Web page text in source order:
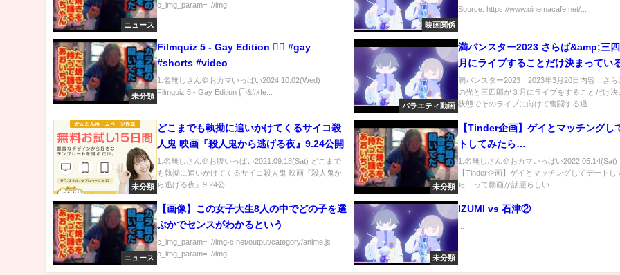
ニュース
c_img_param=; //img...
映画関係
Source: https://www.cinemacafe.net/...
未分類
Filmquiz 5 - Gay Edition 🏳️‍🌈 #gay
#shorts #video
1:名無しさん＠おカマいっぱい2024.10.02(Wed)
Filmquiz 5 - Gay Edition 🏳&#xfe...
バラエティ動画
満パンスター2023 さらば&amp;三
月にライブすることだけ決まってい
組 3月20日
満パンスター2023 2023年3月20日内容：さら
の光と三四郎が３月にライブをすることだけ決
状態でそのライブに向けて奮闘する過...
未分類
どこまでも執拗に追いかけてくるサイコ殺
人鬼 映画『殺人鬼から逃げる夜』9.24公開
1:名無しさん＠お腹いっぱい2021.09.18(Sat) どこまで
も執拗に追いかけてくるサイコ殺人鬼 映画『殺人鬼か
ら逃げる夜』9.24公...
未分類
【Tinder企画】ゲイとマッチングし
トしてみたら…
1:名無しさん＠おカマいっぱい2022.05.14(Sat)
【Tinder企画】ゲイとマッチングしてデートし
ら…って動画が話題らしい...
ニュース
【画像】この女子大生8人の中でどの子を選
ぶかでセンスがわかるという
c_img_param=; //img-c.net/output/category/anime.js
c_img_param=; //img...
未分類
IZUMI vs 石津②